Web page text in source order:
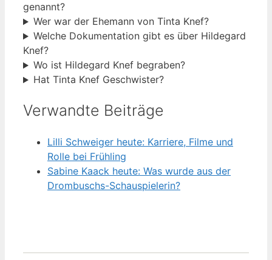
genannt?
Wer war der Ehemann von Tinta Knef?
Welche Dokumentation gibt es über Hildegard
Knef?
Wo ist Hildegard Knef begraben?
Hat Tinta Knef Geschwister?
Verwandte Beiträge
Lilli Schweiger heute: Karriere, Filme und
Rolle bei Frühling
Sabine Kaack heute: Was wurde aus der
Drombuschs-Schauspielerin?